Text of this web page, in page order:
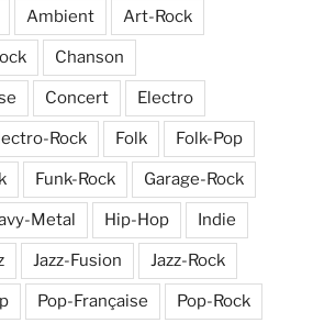
Ambient Art-Rock
Chanson
Concert Electro
Rock Folk Folk-Pop
Funk-Rock Garage-Rock
Metal Hip-Hop Indie
Jazz-Fusion Jazz-Rock
Pop-Française Pop-Rock